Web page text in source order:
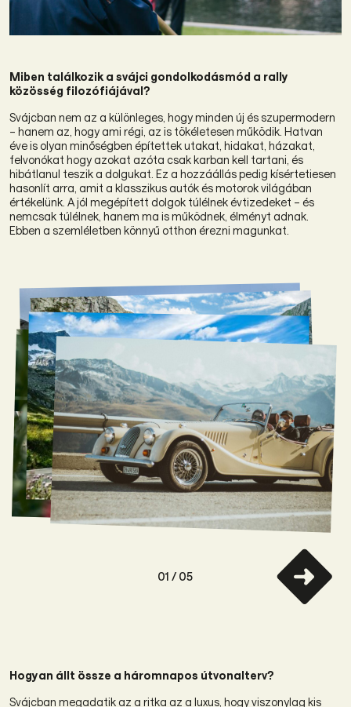
Miben találkozik a svájci gondolkodásmód a rally
közösség filozófiájával?
Svájcban nem az a különleges, hogy minden új és szupermodern
– hanem az, hogy ami régi, az is tökéletesen működik. Hatvan
éve is olyan minőségben építettek utakat, hidakat, házakat,
felvonókat hogy azokat azóta csak karban kell tartani, és
hibátlanul teszik a dolgukat. Ez a hozzáállás pedig kísértetiesen
hasonlít arra, amit a klasszikus autók és motorok világában
értékelünk. A jól megépített dolgok túlélnek évtizedeket – és
nemcsak túlélnek, hanem ma is működnek, élményt adnak.
Ebben a szemléletben könnyű otthon érezni magunkat.
01 / 05
Hogyan állt össze a háromnapos útvonalterv?
Svájcban megadatik az a ritka az a luxus, hogy viszonylag kis